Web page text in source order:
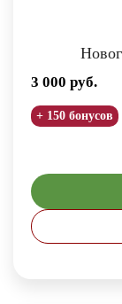
3 000 руб.
+ 150 бонусов